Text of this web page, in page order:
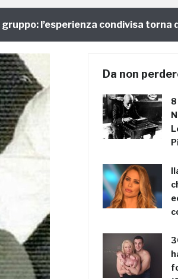
l’esperienza condivisa torna di
Da non